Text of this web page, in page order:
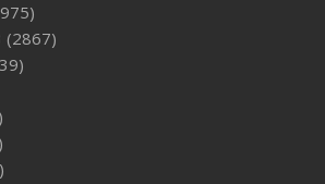
(2867)